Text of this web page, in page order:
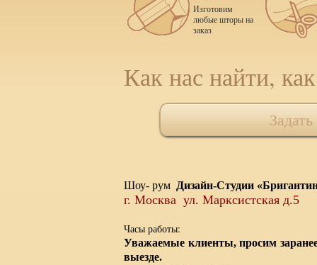
Изготовим
любые шторы на
заказ
Как нас найти,
Шоу- рум Дизайн-Студии
г. Москва ул. Марксистская д.5
Часы работы:
Уважаемые клиенты,просим
выезде.